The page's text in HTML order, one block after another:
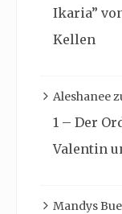
Ikaria”
Kellen
Aleshanee
1 – Der
Valentin
Mandys